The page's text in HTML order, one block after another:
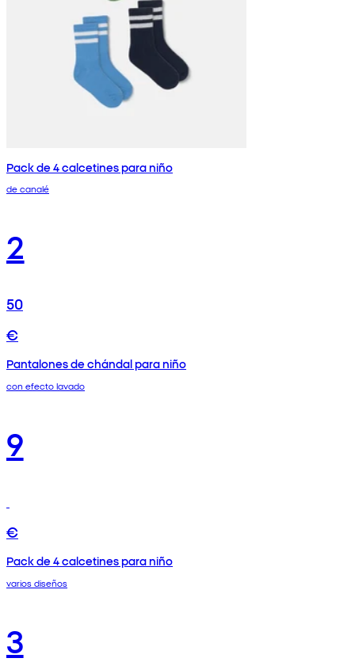
Pack de 4 calcetines para niño
de canalé
2
50
€
Pantalones de chándal para niño
con efecto lavado
9
€
Pack de 4 calcetines para niño
varios diseños
3